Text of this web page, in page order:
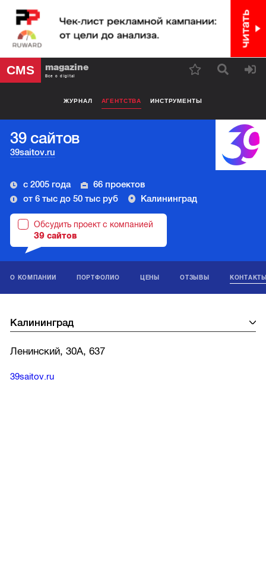
CMS magazine
Все о digital
ЖУРНАЛ АГЕНТСТВА ИНСТРУМЕНТЫ
39 сайтов
39saitov.ru
с 2005 года
66 проектов
от 6 тыс до 50 тыс руб
Калининград
Обсудить проект с компанией
39 сайтов
О КОМПАНИИ ПОРТФОЛИО ЦЕНЫ ОТЗЫВЫ
Ленинский, 30А, 637
39saitov.ru